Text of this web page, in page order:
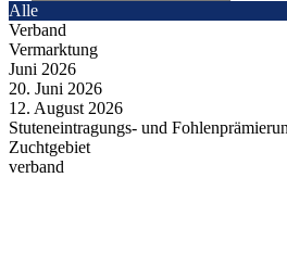
Alle
Verband
Vermarktung
Juni 2026
20. Juni 2026
12. August 2026
Stuteneintragungs- und
Zuchtgebiet
verband